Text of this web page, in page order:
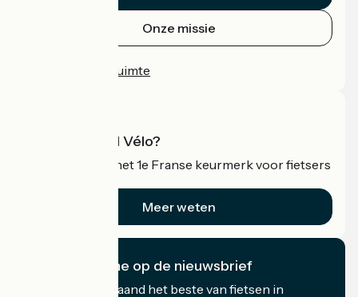
Onze missie
Professionele ruimte
Wat is Accueil Vélo?
Accueil Vélo is het 1e Franse keurmerk voor fietsers
Meer weten
Ik abonneer me op de nieuwsbrief
Ontvang elke maand het beste van fietsen in